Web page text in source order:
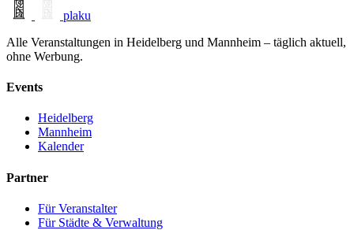
plaku
Alle Veranstaltungen in Heidelberg und Mannheim – täglich aktuell,
ohne Werbung.
Events
Heidelberg
Mannheim
Kalender
Partner
Für Veranstalter
Für Städte & Verwaltung